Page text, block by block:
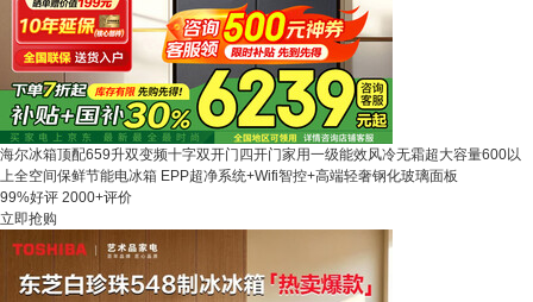
海尔冰箱顶配659升双变频十字双开门四开门家用一级能效风冷无霜超大容量600以
上全空间保鲜节能电冰箱 EPP超净系统+Wifi智控+高端轻奢钢化玻璃面板
99%好评 2000+评价
立即抢购